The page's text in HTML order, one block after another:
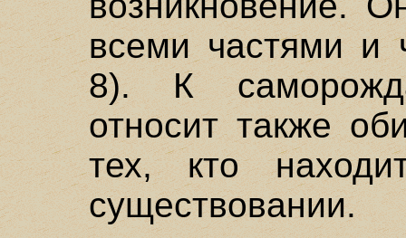
всеми частями и
8). К
относит также
тех, кто
существовании.